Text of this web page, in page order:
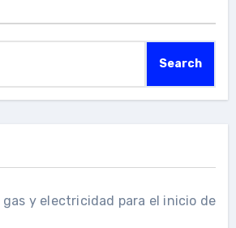
Search
gas y electricidad para el inicio de